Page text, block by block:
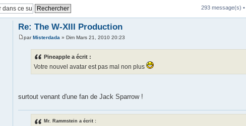
293 message(s) •
Re: The W-XIII Production
parMisterdada » Dim Mars 21, 2010 20:23
Pineapple a écrit :
Votre nouvel avatar est pas mal non plus
surtout venant d'une fan de Jack Sparrow !
Mr. Rammstein a écrit :